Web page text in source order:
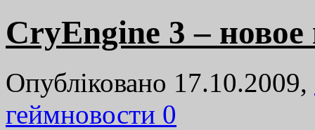
CryEngine 3 – новое
Опубліковано 17.10.2009,
геймновости 0